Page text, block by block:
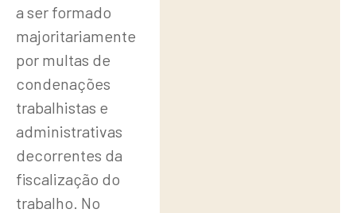
a ser formado
majoritariamente
por multas de
condenações
trabalhistas e
administrativas
decorrentes da
fiscalização do
trabalho. No